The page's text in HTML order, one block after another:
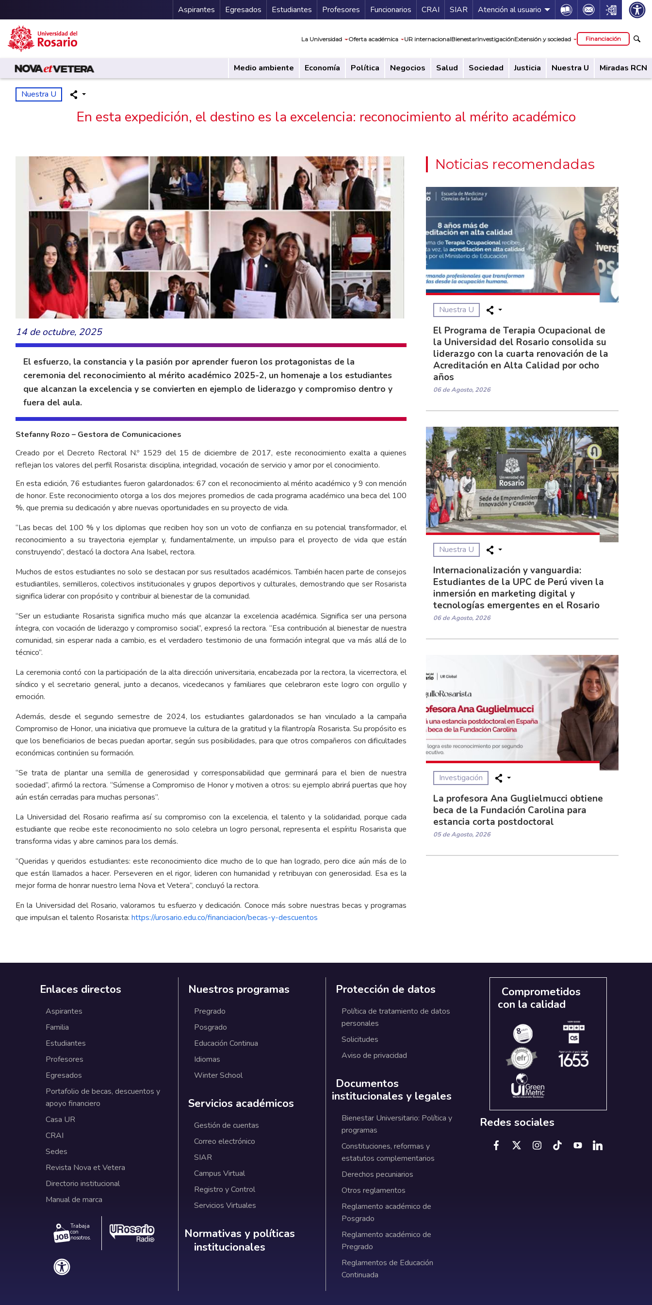
Pasar al contenido principal
Menu Secundario
Aspirantes Egresados Estudiantes Profesores Funcionarios Guía de servicios
CRAI SIAR Atención al usuario Icon Icon Icon
La Universidad Oferta académica UR internacionalBienestarInvestigaciónExtensión y sociedad Financiación
Medio ambiente Economía Política Negocios Salud Sociedad Justicia Nuestra U Miradas RCN
Nuestra U
En esta expedición, el destino es la excelencia: reconocimiento al mérito académico
14 de octubre, 2025
El esfuerzo, la constancia y la pasión por aprender fueron los protagonistas de la
ceremonia del reconocimiento al mérito académico 2025-2, un homenaje a los estudiantes
que alcanzan la excelencia y se convierten en ejemplo de liderazgo y compromiso dentro y
fuera del aula.
Stefanny Rozo – Gestora de Comunicaciones
Creado por el Decreto Rectoral N.º 1529 del 15 de diciembre de 2017, este reconocimiento exalta a quienes
reflejan los valores del perfil Rosarista: disciplina, integridad, vocación de servicio y amor por el conocimiento.
En esta edición, 76 estudiantes fueron galardonados: 67 con el reconocimiento al mérito académico y 9 con mención
de honor. Este reconocimiento otorga a los dos mejores promedios de cada programa académico una beca del 100
%, que premia su dedicación y abre nuevas oportunidades en su proyecto de vida.
“Las becas del 100 % y los diplomas que reciben hoy son un voto de confianza en su potencial transformador, el
reconocimiento a su trayectoria ejemplar y, fundamentalmente, un impulso para el proyecto de vida que están
construyendo”, destacó la doctora Ana Isabel, rectora.
Muchos de estos estudiantes no solo se destacan por sus resultados académicos. También hacen parte de consejos
estudiantiles, semilleros, colectivos institucionales y grupos deportivos y culturales, demostrando que ser Rosarista
significa liderar con propósito y contribuir al bienestar de la comunidad.
“Ser un estudiante Rosarista significa mucho más que alcanzar la excelencia académica. Significa ser una persona
íntegra, con vocación de liderazgo y compromiso social”, expresó la rectora. “Esa contribución al bienestar de nuestra
comunidad, sin esperar nada a cambio, es el verdadero testimonio de una formación integral que va más allá de lo
técnico”.
La ceremonia contó con la participación de la alta dirección universitaria, encabezada por la rectora, la vicerrectora, el
síndico y el secretario general, junto a decanos, vicedecanos y familiares que celebraron este logro con orgullo y
emoción.
Además, desde el segundo semestre de 2024, los estudiantes galardonados se han vinculado a la campaña
Compromiso de Honor, una iniciativa que promueve la cultura de la gratitud y la filantropía Rosarista. Su propósito es
que los beneficiarios de becas puedan aportar, según sus posibilidades, para que otros compañeros con dificultades
económicas continúen su formación.
“Se trata de plantar una semilla de generosidad y corresponsabilidad que germinará para el bien de nuestra
sociedad”, afirmó la rectora. “Súmense a Compromiso de Honor y motiven a otros: su ejemplo abrirá puertas que hoy
aún están cerradas para muchas personas”.
La Universidad del Rosario reafirma así su compromiso con la excelencia, el talento y la solidaridad, porque cada
estudiante que recibe este reconocimiento no solo celebra un logro personal, representa el espíritu Rosarista que
transforma vidas y abre caminos para los demás.
“Queridas y queridos estudiantes: este reconocimiento dice mucho de lo que han logrado, pero dice aún más de lo
que están llamados a hacer. Perseveren en el rigor, lideren con humanidad y retribuyan con generosidad. Esa es la
mejor forma de honrar nuestro lema Nova et Vetera”, concluyó la rectora.
En la Universidad del Rosario, valoramos tu esfuerzo y dedicación. Conoce más sobre nuestras becas y programas
que impulsan el talento Rosarista: https://urosario.edu.co/financiacion/becas-y-descuentos
Noticias recomendadas
Nuestra U
El Programa de Terapia Ocupacional de
la Universidad del Rosario consolida su
liderazgo con la cuarta renovación de la
Acreditación en Alta Calidad por ocho
años
06 de Agosto, 2026
Nuestra U
Internacionalización y vanguardia:
Estudiantes de la UPC de Perú viven la
inmersión en marketing digital y
tecnologías emergentes en el Rosario
06 de Agosto, 2026
Investigación
La profesora Ana Guglielmucci obtiene
beca de la Fundación Carolina para
estancia corta postdoctoral
05 de Agosto, 2026
Enlaces directos
Aspirantes
Familia
Estudiantes
Profesores
Egresados
Portafolio de becas, descuentos y
apoyo financiero
Casa UR
CRAI
Sedes
Revista Nova et Vetera
Directorio institucional
Manual de marca
Trabaja
con
nosotros.
Nuestros programas
Pregrado
Posgrado
Educación Continua
Idiomas
Winter School
Servicios académicos
Gestión de cuentas
Correo electrónico
SIAR
Campus Virtual
Registro y Control
Servicios Virtuales
Normativas y políticas institucionales
Normativas y políticas
institucionales
Protección de datos
Política de tratamiento de datos
personales
Solicitudes
Aviso de privacidad
Documentos
institucionales y legales
Bienestar Universitario: Política y
programas
Constituciones, reformas y
estatutos complementarios
Derechos pecuniarios
Otros reglamentos
Reglamento académico de
Posgrado
Reglamento académico de
Pregrado
Reglamentos de Educación
Continuada
Comprometidos
con la calidad
Redes sociales